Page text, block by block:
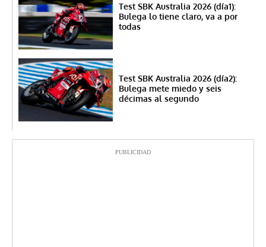
Test SBK Australia 2026 (día1):
Bulega lo tiene claro, va a por
todas
Test SBK Australia 2026 (día2):
Bulega mete miedo y seis
décimas al segundo
PUBLICIDAD